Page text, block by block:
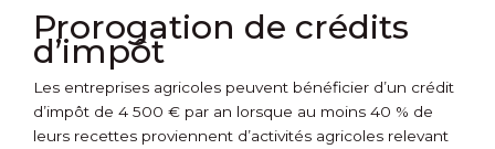
Prorogation de crédits
d’impôt
Les entreprises agricoles peuvent bénéficier d’un crédit
d’impôt de 4 500 € par an lorsque au moins 40 % de
leurs recettes proviennent d’activités agricoles relevant